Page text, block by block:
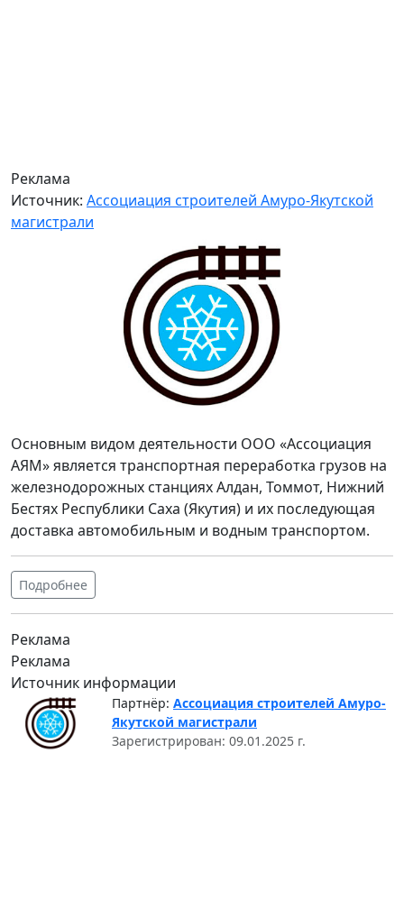
Реклама
Источник: Ассоциация строителей Амуро-Якутской
магистрали
Основным видом деятельности ООО «Ассоциация
АЯМ» является транспортная переработка грузов на
железнодорожных станциях Алдан, Томмот, Нижний
Бестях Республики Саха (Якутия) и их последующая
доставка автомобильным и водным транспортом.
Подробнее
Реклама
Реклама
Источник информации
Партнёр: Ассоциация строителей Амуро-
Якутской магистрали
Зарегистрирован: 09.01.2025 г.